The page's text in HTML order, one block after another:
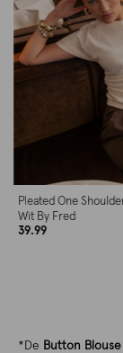
Pleated One
Wit By Fred
39.99
*De Button